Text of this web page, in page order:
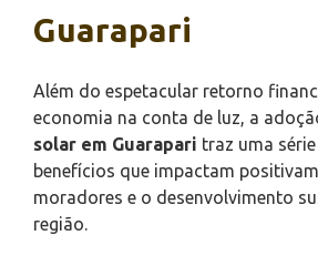
Guarapari
Além do espetacular retorno
economia na conta de luz, a
solar em Guarapari traz uma
benefícios que impactam
moradores e o desenvolvimento
região.